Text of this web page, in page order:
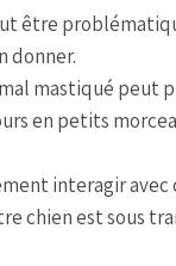
être
donner.
mastiqué peut
en petits
interagir avec
chien est sous